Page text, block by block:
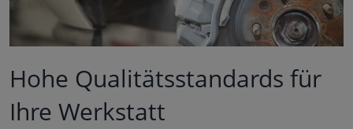
Hohe Qualitätsstandards für
Ihre Werkstatt